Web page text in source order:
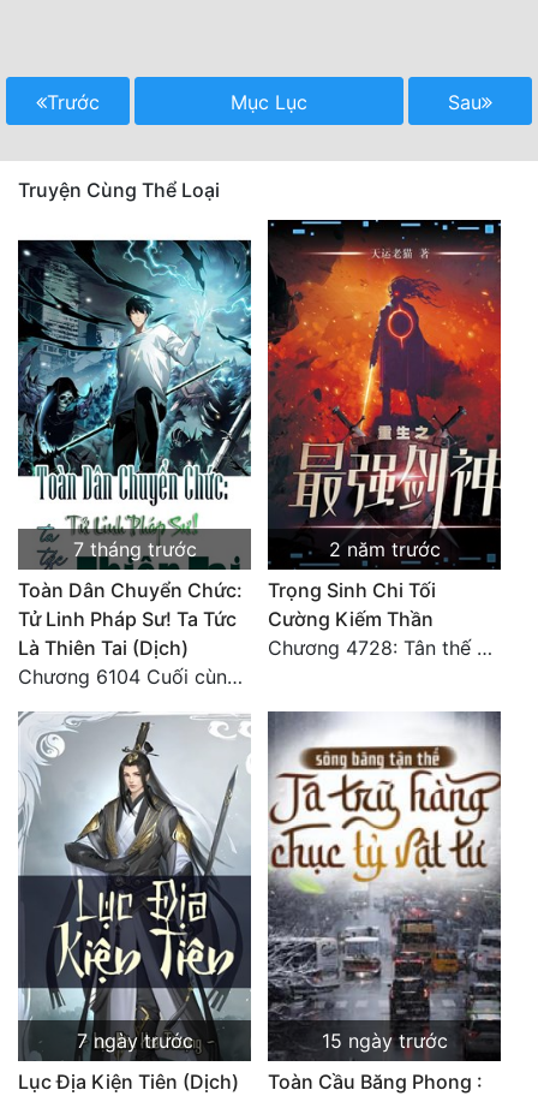
Trước Mục Lục Sau
Truyện Cùng Thể Loại
7 tháng trước
Toàn Dân Chuyển Chức:
Tử Linh Pháp Sư! Ta Tức
Là Thiên Tai (Dịch)
Chương 6104 Cuối cùng (HẾT)
2 năm trước
Trọng Sinh Chi Tối
Cường Kiếm Thần
Chương 4728: Tân thế giới (đại kết cục) (10)
7 ngày trước
Lục Địa Kiện Tiên (Dịch)
15 ngày trước
Toàn Cầu Băng Phong :